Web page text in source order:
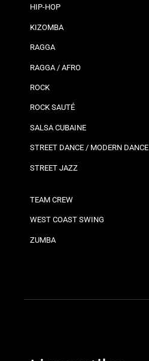
HIP-HOP
KIZOMBA
RAGGA
RAGGA / AFRO
ROCK
ROCK SAUTÉ
SALSA CUBAINE
STREET DANCE / MODERN DANCE
STREET JAZZ
TEAM CREW
WEST COAST SWING
ZUMBA